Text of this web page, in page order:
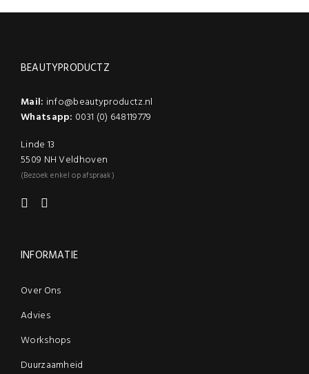
BEAUTYPRODUCTZ
Mail: info@beautyproductz.nl
Whatsapp: 0031 (0) 648119779
Linde 13
5509 NH Veldhoven
(Bezoek enkel op afspraak)
INFORMATIE
Over Ons
Advies
Workshops
Duurzaamheid